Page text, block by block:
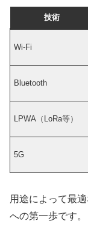
技術
Wi-Fi
Bluetooth
LPWA（LoRa等）
5G
用途によって最
への第一歩です。